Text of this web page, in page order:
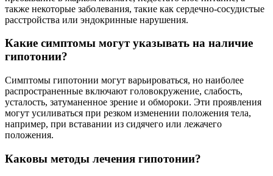
также некоторые заболевания, такие как сердечно-сосудистые
расстройства или эндокринные нарушения.
Какие симптомы могут указывать на наличие
гипотонии?
Симптомы гипотонии могут варьироваться, но наиболее
распространенные включают головокружение, слабость,
усталость, затуманенное зрение и обмороки. Эти проявления
могут усиливаться при резком изменении положения тела,
например, при вставании из сидячего или лежачего
положения.
Каковы методы лечения гипотонии?